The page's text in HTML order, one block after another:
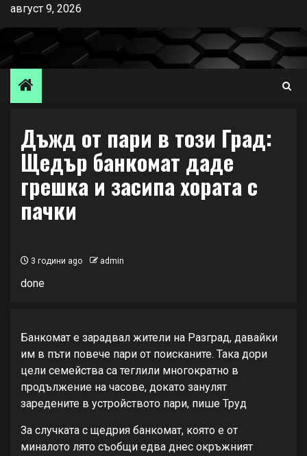
Skip
content
август 9, 2026
Дъжд от пари в този Град:
Щедър банкомат даде
грешка и засипа хората с
пачки
3 години ago admin
done
Банкомат е зарадвал жители на Разград, давайки
им в пъти повече пари от поисканите. Така дори
цели семейства са теглили многократно в
продължение на часове, докато занулят
заредените в устройството пари, пише Труд
За случката с щедрия банкомат, която е от
миналото лято съобщи едва днес окръжният